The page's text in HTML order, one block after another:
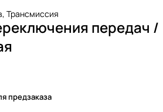
, Трансмиссия
передач /
предзаказа